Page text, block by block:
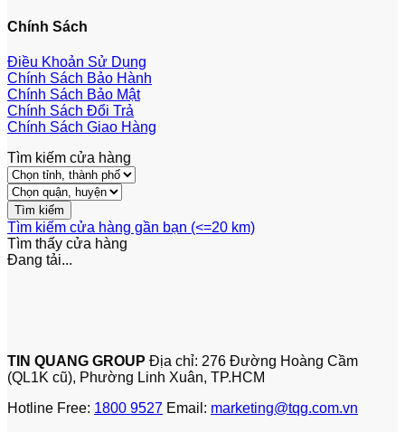
Chính Sách
Điều Khoản Sử Dụng
Chính Sách Bảo Hành
Chính Sách Bảo Mật
Chính Sách Đổi Trả
Chính Sách Giao Hàng
Tìm kiếm cửa hàng
Tìm kiếm cửa hàng gần bạn (<=20 km)
Tìm thấy cửa hàng
Đang tải...
TIN QUANG GROUP Địa chỉ: 276 Đường Hoàng Cầm
(QL1K cũ), Phường Linh Xuân, TP.HCM
Hotline Free: 1800 9527 Email: marketing@tqg.com.vn